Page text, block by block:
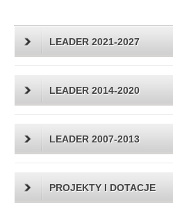
LEADER 2021-2027
LEADER 2014-2020
LEADER 2007-2013
PROJEKTY I DOTACJE